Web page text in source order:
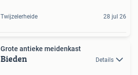
Twijzelerheide 28 jul 26
Grote antieke meidenkast
Bieden Details